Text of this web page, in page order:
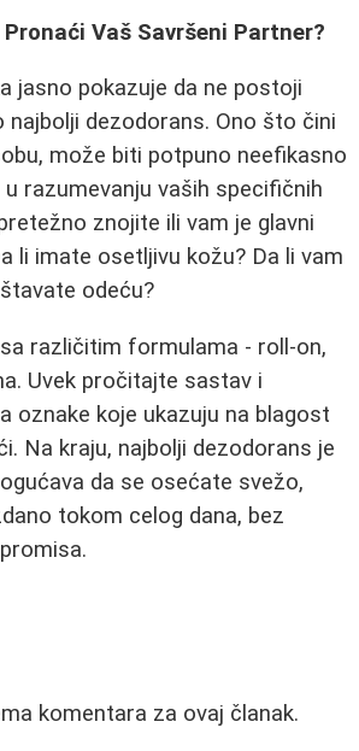
Vaš Savršeni Partner?
jasno pokazuje da ne postoji
najbolji dezodorans. Ono što čini
može biti potpuno neefikasno
u razumevanju vaših specifičnih
znojite ili vam je glavni
li imate osetljivu kožu? Da li vam
odeću?
različitim formulama - roll-on,
Uvek pročitajte sastav i
oznake koje ukazuju na blagost
Na kraju, najbolji dezodorans je
da se osećate svežo,
tokom celog dana, bez
komentara za ovaj članak.